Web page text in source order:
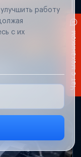
работу
с их
Чат с механиком